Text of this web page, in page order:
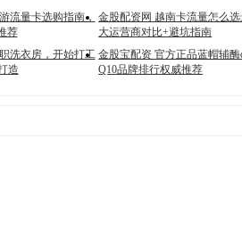
流量卡选购指南，
荐
金股配资网 越南卡流量怎么
大运营商对比+避坑指南
洗衣房，开始打工
造
金股宝配资 官方正品蓝帽辅酶
Q10品牌排行权威推荐